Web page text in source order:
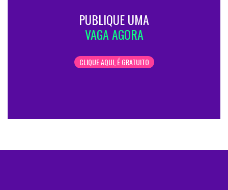
PUBLIQUE UMA
VAGA AGORA
CLIQUE AQUI, É GRATUITO